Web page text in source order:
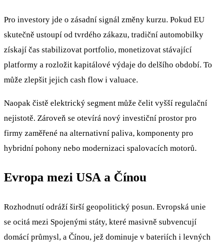
Pro investory jde o zásadní signál změny kurzu. Pokud EU
skutečně ustoupí od tvrdého zákazu, tradiční automobilky
získají čas stabilizovat portfolio, monetizovat stávající
platformy a rozložit kapitálové výdaje do delšího období. To
může zlepšit jejich cash flow i valuace.
Naopak čistě elektrický segment může čelit vyšší regulační
nejistotě. Zároveň se otevírá nový investiční prostor pro
firmy zaměřené na alternativní paliva, komponenty pro
hybridní pohony nebo modernizaci spalovacích motorů.
Evropa mezi USA a Čínou
Rozhodnutí odráží širší geopolitický posun. Evropská unie
se ocitá mezi Spojenými státy, které masivně subvencují
domácí průmysl, a Čínou, jež dominuje v bateriích i levných